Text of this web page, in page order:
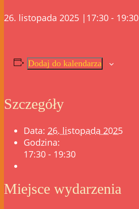
26. listopada 2025 |17:30 - 19:30
Dodaj do kalendarza
Szczegóły
Data: 26. listopada 2025
Godzina:
17:30 - 19:30
Miejsce wydarzenia